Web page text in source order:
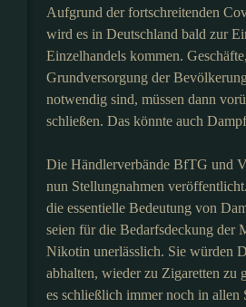
Aufgrund der fortschreitenden
wird es in Deutschland bald zur
Einzelhandels kommen.
Grundversorgung der
notwendig sind, müssen dann
schließen. Das könnte auch
Die Händlerverbände BfTG und
nun Stellungnahmen
die essentielle Bedeutung von
seien für die Bedarfsdeckung der
Nikotin unerlässlich. Sie würden
abhalten, wieder zu Zigaretten zu
es schließlich immer noch in allen